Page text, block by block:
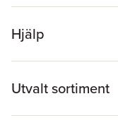
Hjälp
Utvalt sortiment